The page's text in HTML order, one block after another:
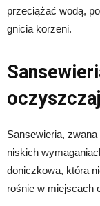
przeciążać wodą,
gnicia korzeni.
Sansewieria,
niskich
doniczkowa, która
rośnie w miejscach